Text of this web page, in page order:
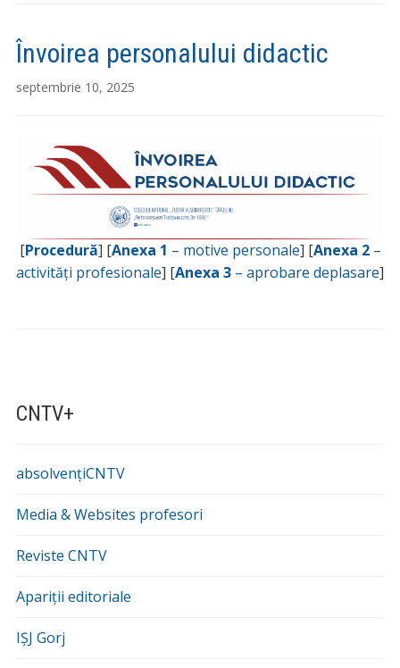
CNTV+
absolvențiCNTV
Media & Websites profesori
Reviste CNTV
Apariții editoriale
IȘJ Gorj
Învoirea personalului didactic
septembrie 10, 2025
[Procedură] [Anexa 1 – motive personale] [Anexa 2–
activități profesionale] [Anexa 3 – aprobare deplasare]